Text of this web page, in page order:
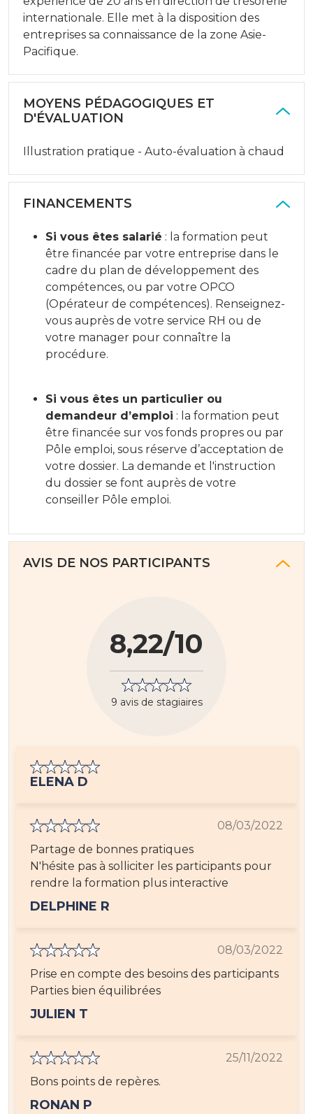
internationale. Elle met à la disposition des
entreprises sa connaissance de la zone Asie-
Pacifique.
MOYENS PÉDAGOGIQUES ET
D'ÉVALUATION
Illustration pratique - Auto-évaluation à chaud
FINANCEMENTS
Si vous êtes salarié : la formation peut
être financée par votre entreprise dans le
cadre du plan de développement des
compétences, ou par votre OPCO
(Opérateur de compétences). Renseignez-
vous auprès de votre service RH ou de
votre manager pour connaître la
procédure.
Si vous êtes un particulier ou
demandeur d’emploi : la formation peut
être financée sur vos fonds propres ou par
Pôle emploi, sous réserve d’acceptation de
votre dossier. La demande et l'instruction
du dossier se font auprès de votre
conseiller Pôle emploi.
AVIS DE NOS PARTICIPANTS
8,22/10
9 avis de stagiaires
ELENA D
08/03/2022
Partage de bonnes pratiques
N'hésite pas à solliciter les participants pour
rendre la formation plus interactive
DELPHINE R
08/03/2022
Prise en compte des besoins des participants
Parties bien équilibrées
JULIEN T
25/11/2022
Bons points de repères.
RONAN P